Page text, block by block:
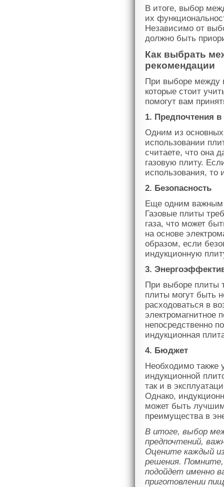
В итоге, выбор
их
Независимо от
должно быть
Как выбрать
рекомендации
При выборе между
которые стоит
помогут вам
1. Предпочтения
Одним из
использовании
считаете, что она
газовую плиту.
использования, то
2. Безопасность
Еще одним важным
Газовые плиты
газа, что может
на основе
образом, если
индукционную
3.
При выборе плиты
плиты могут быть
расходоваться в
электромагнитное
непосредственно
индукционная
4. Бюджет
Необходимо также
индукционной
так и в
Однако,
может быть
преимущества в
В итоге, выбор
предпочтений,
Оцените каждый
решения.
подойдет именно
приготовлении